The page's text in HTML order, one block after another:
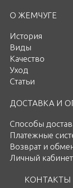
О ЖЕМЧУГЕ
История
Виды
Качество
Уход
Статьи
ДОСТАВКА И
Способы
Платежные
Возврат и
Личный кабинет
КОНТАКТЫ